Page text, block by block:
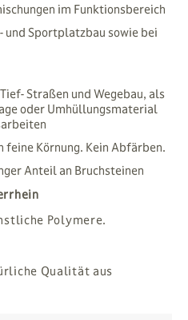
im Funktionsbereich
und Sportplatzbau sowie bei
Straßen und Wegebau, als
oder Umhüllungsmaterial
feine Körnung. Kein Abfärben.
Anteil an Bruchsteinen
Polymere.
Qualität aus